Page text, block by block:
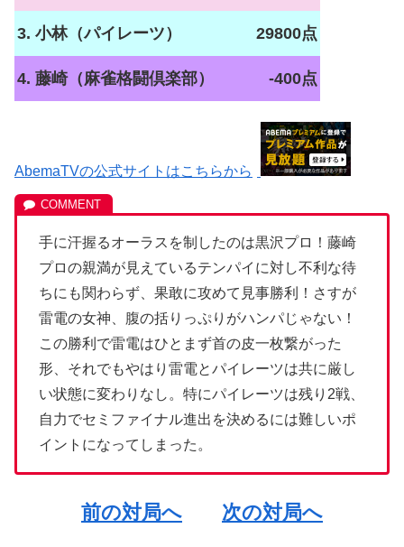
3. 小林（パイレーツ） 29800点
4. 藤崎（麻雀格闘倶楽部） -400点
AbemaTVの公式サイトはこちらから
手に汗握るオーラスを制したのは黒沢プロ！藤崎
プロの親満が見えているテンパイに対し不利な待
ちにも関わらず、果敢に攻めて見事勝利！さすが
雷電の女神、腹の括りっぷりがハンパじゃない！
この勝利で雷電はひとまず首の皮一枚繋がった
形、それでもやはり雷電とパイレーツは共に厳し
い状態に変わりなし。特にパイレーツは残り2戦、
自力でセミファイナル進出を決めるには難しいポ
イントになってしまった。
前の対局へ 次の対局へ